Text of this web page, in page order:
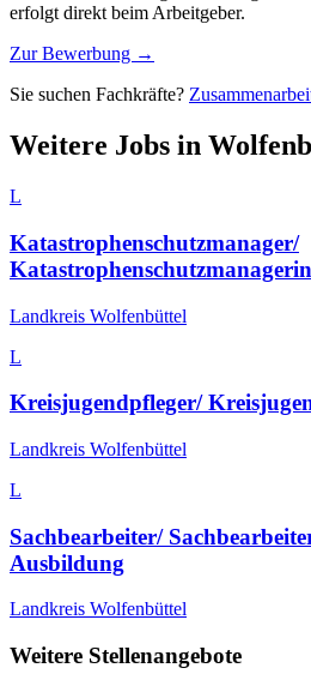
erfolgt direkt beim Arbeitgeber.
Zur Bewerbung →
Sie suchen Fachkräfte?
Weitere Jobs in
L
Katastrophenschutzmanager/
Landkreis Wolfenbüttel
L
Kreisjugendpfleger/
Landkreis Wolfenbüttel
L
Sachbearbeiter/
Ausbildung
Landkreis Wolfenbüttel
Weitere Stellenangebote